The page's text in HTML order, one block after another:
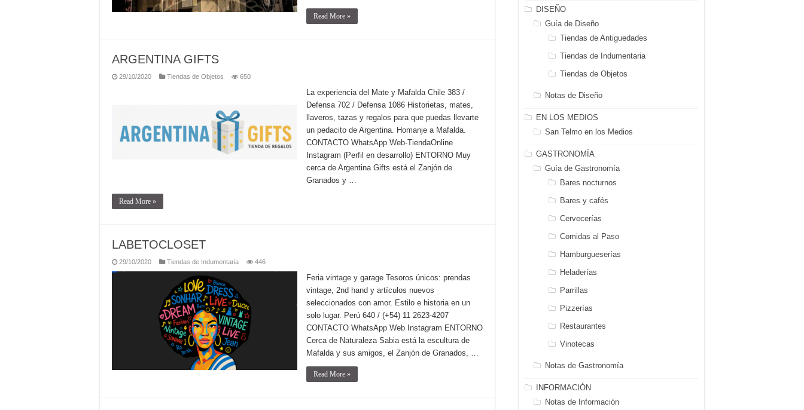
Read More »
ARGENTINA GIFTS
29/10/2020 Tiendas de Objetos 650
La experiencia del Mate y Mafalda Chile 383 /
Defensa 702 / Defensa 1086 Historietas, mates,
llaveros, tazas y regalos para que puedas llevarte
un pedacito de Argentina. Homanje a Mafalda.
CONTACTO WhatsApp Web-TiendaOnline
Instagram (Perfil en desarrollo) ENTORNO Muy
cerca de Argentina Gifts está el Zanjón de
Granados y …
Read More »
LABETOCLOSET
29/10/2020 Tiendas de Indumentaria 446
Feria vintage y garage Tesoros únicos: prendas
vintage, 2nd hand y artículos nuevos
seleccionados con amor. Estilo e historia en un
solo lugar. Perú 640 / (+54) 11 2623-4207
CONTACTO WhatsApp Web Instagram ENTORNO
Cerca de Naturaleza Sabia está la escultura de
Mafalda y sus amigos, el Zanjón de Granados, …
Read More »
DISEÑO
Guía de Diseño
Tiendas de Antiguedades
Tiendas de Indumentaria
Tiendas de Objetos
Notas de Diseño
EN LOS MEDIOS
San Telmo en los Medios
GASTRONOMÍA
Guía de Gastronomía
Bares nocturnos
Bares y cafés
Cervecerías
Comidas al Paso
Hamburgueserías
Heladerías
Parrillas
Pizzerías
Restaurantes
Vinotecas
Notas de Gastronomía
INFORMACIÓN
Notas de Información